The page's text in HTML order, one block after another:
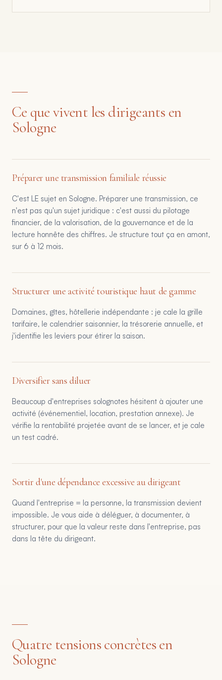
Ce que vivent les dirigeants en
Sologne
Préparer une transmission familiale réussie
C'est LE sujet en Sologne. Préparer une transmission, ce
n'est pas qu'un sujet juridique : c'est aussi du pilotage
financier, de la valorisation, de la gouvernance et de la
lecture honnête des chiffres. Je structure tout ça en amont,
sur 6 à 12 mois.
Structurer une activité touristique haut de gamme
Domaines, gîtes, hôtellerie indépendante : je cale la grille
tarifaire, le calendrier saisonnier, la trésorerie annuelle, et
j'identifie les leviers pour étirer la saison.
Diversifier sans diluer
Beaucoup d'entreprises solognotes hésitent à ajouter une
activité (événementiel, location, prestation annexe). Je
vérifie la rentabilité projetée avant de se lancer, et je cale
un test cadré.
Sortir d'une dépendance excessive au dirigeant
Quand l'entreprise = la personne, la transmission devient
impossible. Je vous aide à déléguer, à documenter, à
structurer, pour que la valeur reste dans l'entreprise, pas
dans la tête du dirigeant.
Quatre tensions concrètes en
Sologne